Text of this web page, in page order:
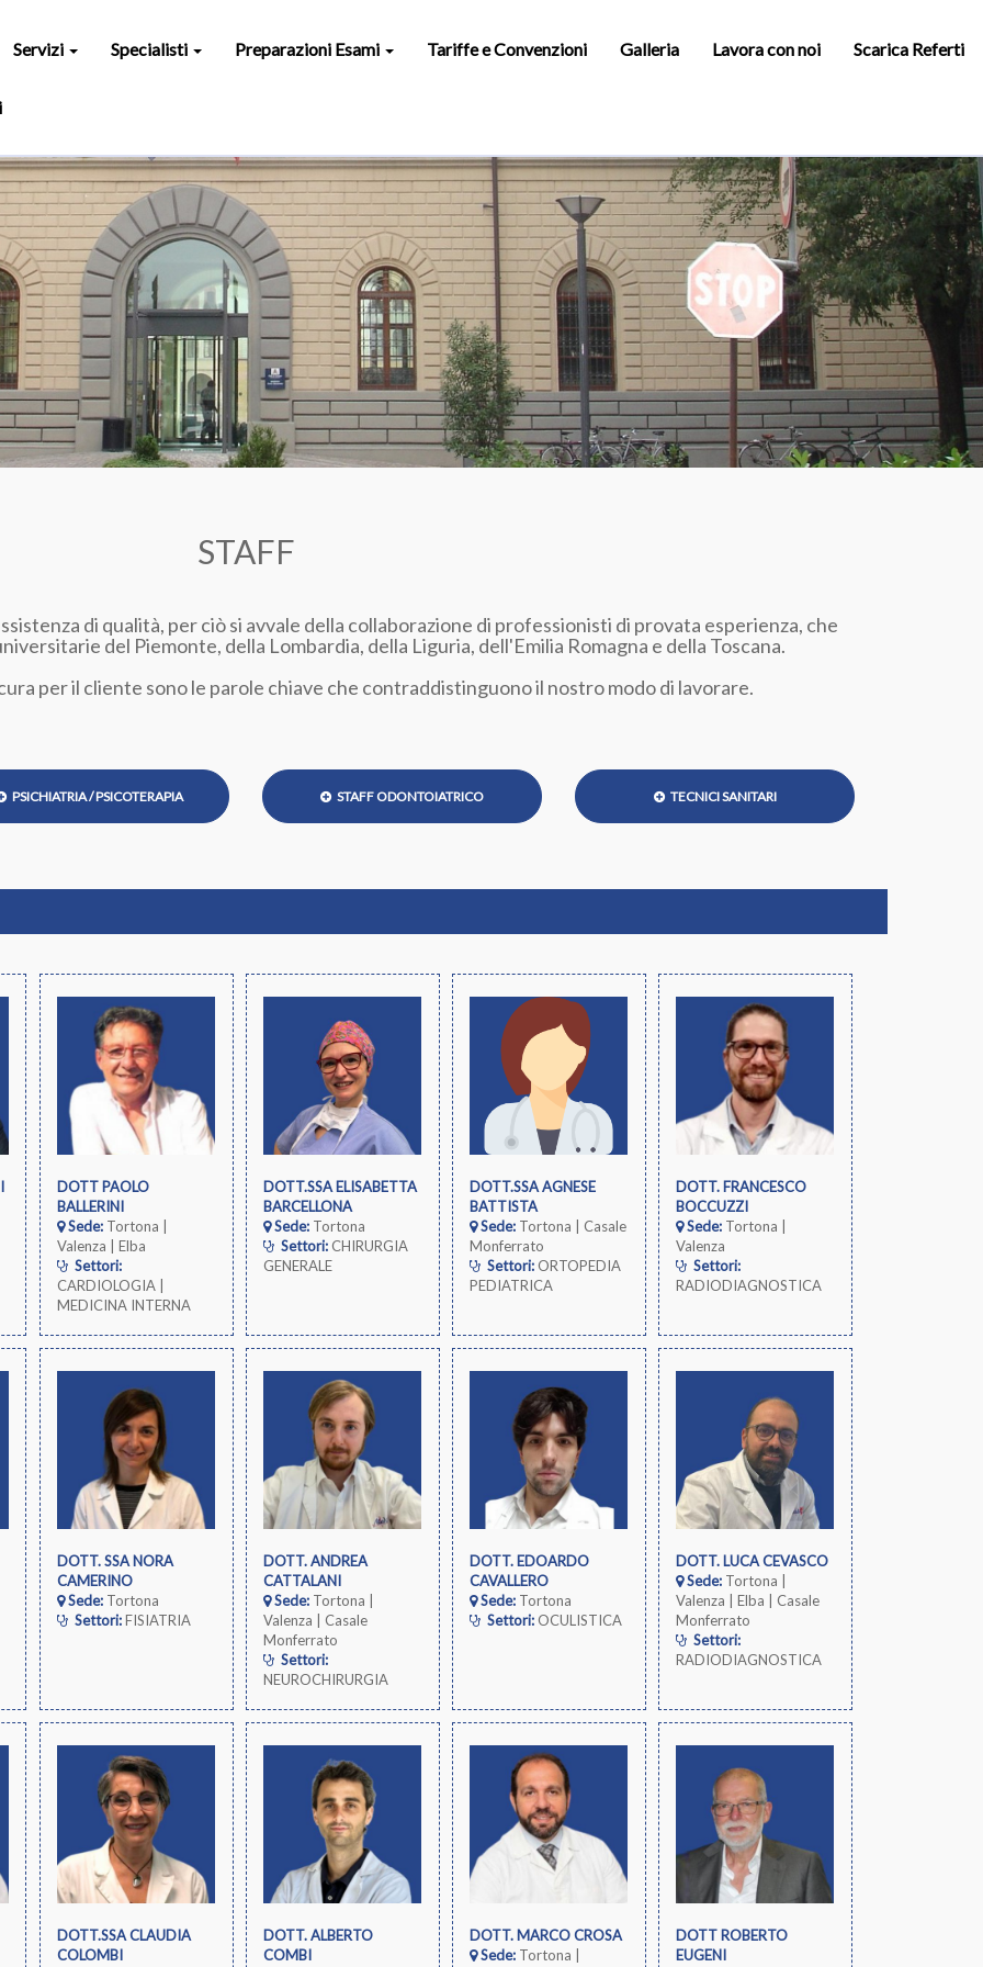
Servizi Specialisti Preparazioni Esami Tariffe e Convenzioni Galleria Lavora con noi Scarica Referti
STAFF
di qualità, per ciò si avvale della collaborazione di professionisti di provata esperienza, che
del Piemonte, della Lombardia, della Liguria, dell'Emilia Romagna e della Toscana.
per il cliente sono le parole chiave che contraddistinguono il nostro modo di lavorare.
PSICHIATRIA / PSICOTERAPIA STAFF ODONTOIATRICO TECNICI SANITARI
DOTT PAOLO
BALLERINI
Sede:Tortona |
Valenza | Elba
Settori:
CARDIOLOGIA |
MEDICINA INTERNA
DOTT.SSA ELISABETTA
BARCELLONA
Sede:Tortona
Settori:CHIRURGIA
GENERALE
DOTT.SSA AGNESE
BATTISTA
Sede:Tortona | Casale
Monferrato
Settori:ORTOPEDIA
PEDIATRICA
DOTT. FRANCESCO
BOCCUZZI
Sede: Tortona |
Valenza
Settori:
RADIODIAGNOSTICA
DOTT. SSA NORA
CAMERINO
Sede:Tortona
Settori:FISIATRIA
DOTT. ANDREA
CATTALANI
Sede:Tortona |
Valenza | Casale
Monferrato
Settori:
NEUROCHIRURGIA
DOTT. EDOARDO
CAVALLERO
Sede:Tortona
Settori:OCULISTICA
DOTT. LUCA CEVASCO
Sede: Tortona |
Valenza | Elba | Casale
Monferrato
Settori:
RADIODIAGNOSTICA
DOTT.SSA CLAUDIA
COLOMBI
DOTT. ALBERTO
COMBI
DOTT. MARCO CROSA
Sede:Tortona |
DOTT ROBERTO
EUGENI